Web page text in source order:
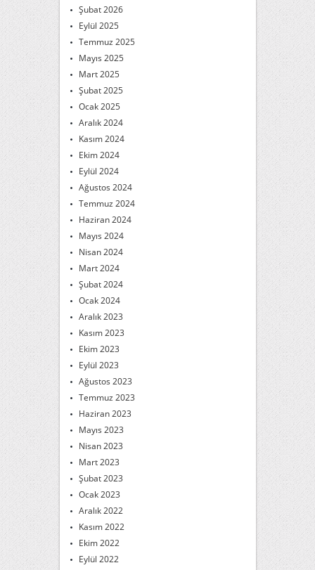
Şubat 2026
Eylül 2025
Temmuz 2025
Mayıs 2025
Mart 2025
Şubat 2025
Ocak 2025
Aralık 2024
Kasım 2024
Ekim 2024
Eylül 2024
Ağustos 2024
Temmuz 2024
Haziran 2024
Mayıs 2024
Nisan 2024
Mart 2024
Şubat 2024
Ocak 2024
Aralık 2023
Kasım 2023
Ekim 2023
Eylül 2023
Ağustos 2023
Temmuz 2023
Haziran 2023
Mayıs 2023
Nisan 2023
Mart 2023
Şubat 2023
Ocak 2023
Aralık 2022
Kasım 2022
Ekim 2022
Eylül 2022